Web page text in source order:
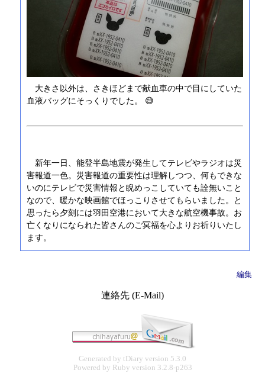
大きさ以外は、さきほどまで献血車の中で目にしていた
血液バッグにそっくりでした。 😅
新年一日、能登半島地震が発生してテレビやラジオは災
害報道一色。災害報道の重要性は理解しつつ、何もできな
いのにテレビで災害情報と睨めっこしていても詮無いこと
なので、暖かな映画館でほっこりさせてもらいました。と
思ったら夕刻には羽田空港において大きな航空機事故。お
亡くなりになられた皆さんのご冥福を心よりお祈りいたし
ます。
編集
連絡先 (E-Mail)
Generated by tDiary version 5.3.0
Powered by Ruby version 3.2.8-p263